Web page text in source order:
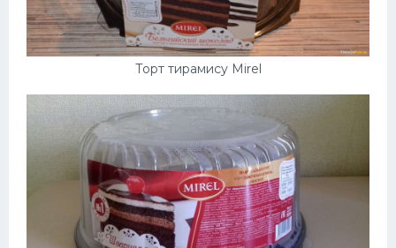
Торт тирамису Mirel